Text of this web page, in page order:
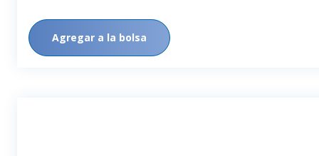
Agregar a la bolsa